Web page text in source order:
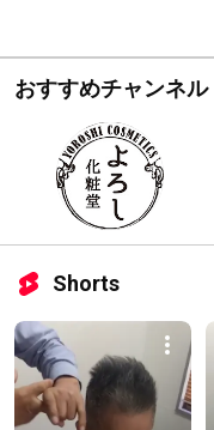
おすすめチャンネル
Shorts